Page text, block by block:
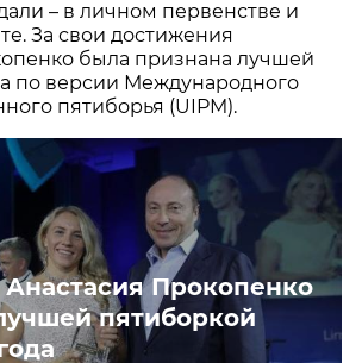
– в личном первенстве и
За свои достижения
была признана лучшей
по версии Международного
пятиборья (UIPM).
Анастасия Прокопенко
пятиборкой